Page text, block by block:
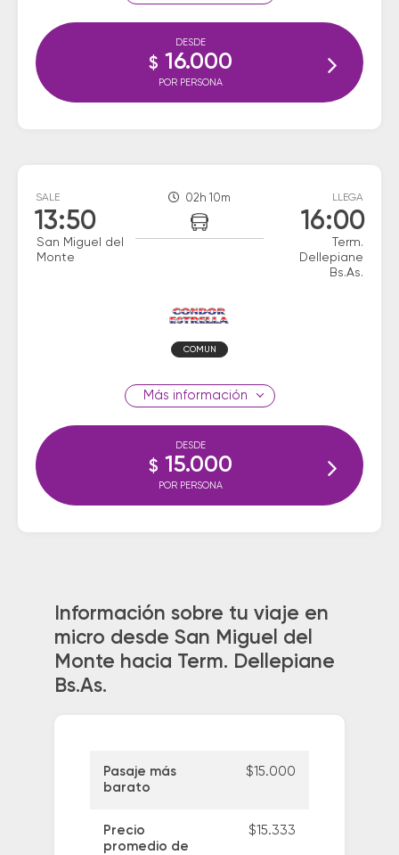
DESDE
$ 16.000
POR PERSONA
SALE
13:50
San Miguel del
Monte
02h 10m LLEGA
16:00
Term.
Dellepiane
Bs.As.
COMUN
información
DESDE
$ 15.000
POR PERSONA
Información sobre tu viaje en
micro desde San Miguel del
Monte hacia Term. Dellepiane
Bs.As.
Pasaje más
barato
$15.000
Precio
promedio de
$15.333